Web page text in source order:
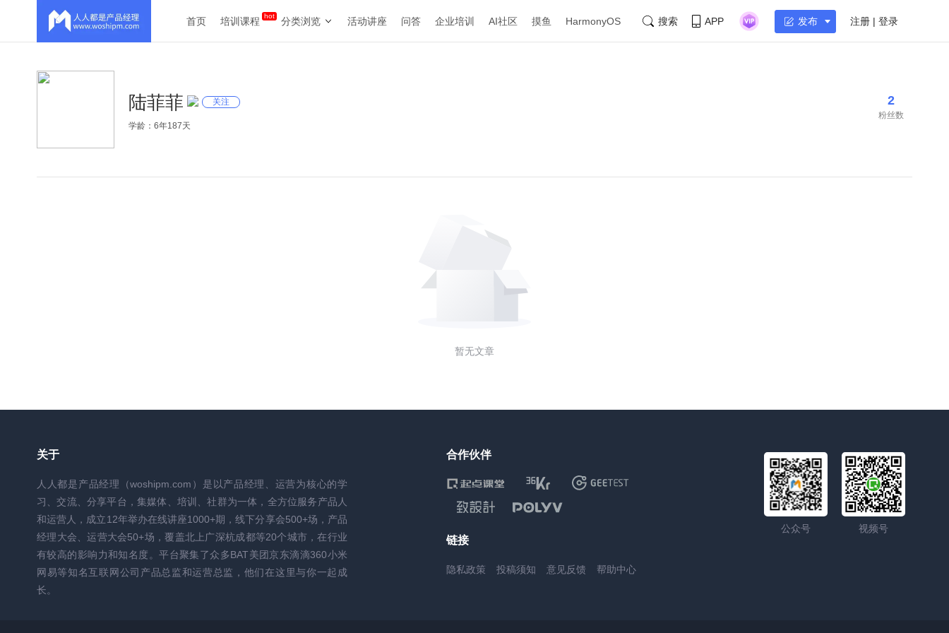
首页 培训课程 分类浏览 活动讲座 问答 企业培训 AI社区 摸鱼 HarmonyOS 搜索 APP 发布 注册 | 登录
陆菲菲 关注
学龄：6年187天
2
粉丝数
暂无文章
关于
人人都是产品经理（woshipm.com）是以产品经理、运营为核心的学
习、交流、分享平台，集媒体、培训、社群为一体，全方位服务产品人
和运营人，成立12年举办在线讲座1000+期，线下分享会500+场，产品
经理大会、运营大会50+场，覆盖北上广深杭成都等20个城市，在行业
有较高的影响力和知名度。平台聚集了众多BAT美团京东滴滴360小米
网易等知名互联网公司产品总监和运营总监，他们在这里与你一起成
长。
合作伙伴
链接
隐私政策 投稿须知 意见反馈 帮助中心
公众号 视频号